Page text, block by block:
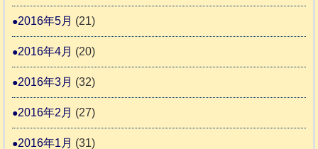
2016年5月 (21)
2016年4月 (20)
2016年3月 (32)
2016年2月 (27)
2016年1月 (31)